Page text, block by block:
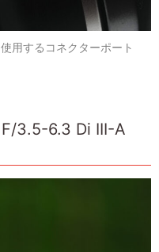
用するコネクターポート
3.5-6.3 Di III-A